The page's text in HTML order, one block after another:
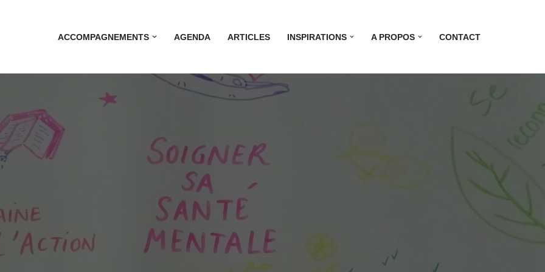
ACCOMPAGNEMENTS AGENDA ARTICLES INSPIRATIONS A PROPOS CONTACT